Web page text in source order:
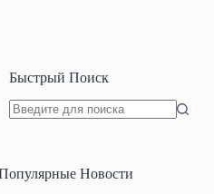
Быстрый Поиск
Новости